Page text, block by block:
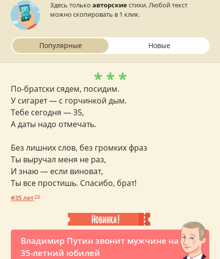
Здесь толькоавторские стихи. Любой текст
можно скопировать в 1 клик.
Популярные Новые
Владимир Путин звонит мужчине на
35-летний юбилей
* * *
По-братски сядем, посидим.
У сигарет — с горчинкой дым.
Тебе сегодня — 35,
А даты надо отмечать.
Без лишних слов, без громких фраз
Ты выручал меня не раз,
И знаю — если виноват,
Ты все простишь. Спасибо, брат!
35 лет25